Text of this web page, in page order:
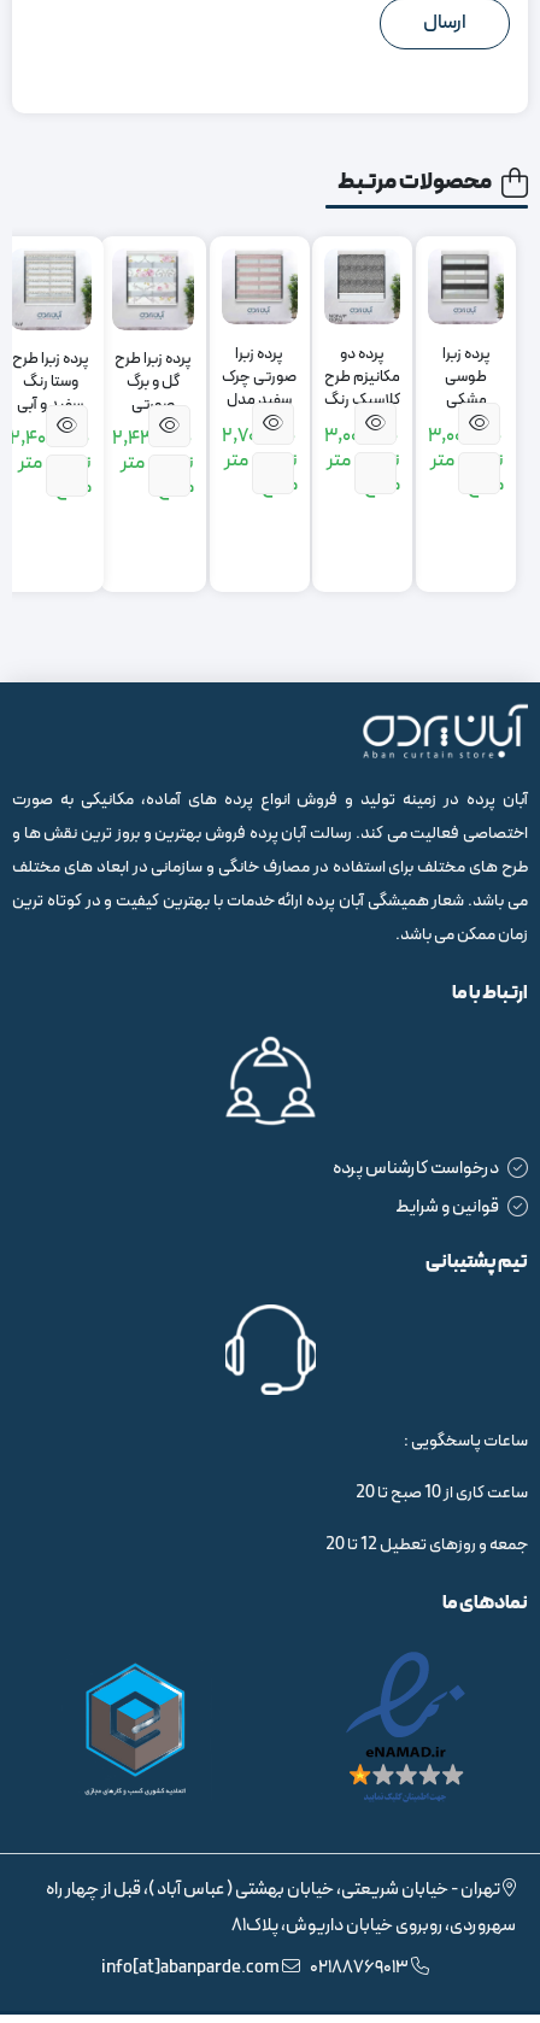
محصولات مرتبط
پرده زبرا
طوسی
مشکی
3,000,000
تومان
متر
مربع
پرده دو
مکانیزم طرح
کلاسیک رنگ
مشکی
3,000,000
تومان
متر
مربع
پرده زبرا
صورتی چرک
سفید مدل
پلیسه
2,700,000
تومان
متر
مربع
پرده زبرا طرح
گل و برگ
صورتی
طوسی
2,430,000
تومان
متر
مربع
پرده زبرا طرح
وستا رنگ
سفید و آبی
2,405,000
تومان
متر
مربع
آبان پرده در زمینه تولید و فروش انواع پرده های آماده، مکانیکی به صورت
اختصاصی فعالیت می کند. رسالت آبان پرده فروش بهترین و بروز ترین نقش ها و
طرح های مختلف برای استفاده در مصارف خانگی و سازمانی در ابعاد های مختلف
می باشد. شعار همیشگی آبان پرده ارائه خدمات با بهترین کیفیت و در کوتاه ترین
زمان ممکن می باشد.
ارتباط با ما
درخواست کارشناس پرده
قوانین و شرایط
تیم پشتیبانی
ساعات پاسخگویی :
ساعت کاری از 10 صبح تا 20
جمعه و روزهای تعطیل 12 تا 20
نمادهای ما
تهران - خیابان شریعتی، خیابان بهشتی ( عباس آباد )، قبل از چهار راه
سهروردی، روبروی خیابان داریوش، پلاک81
02188769013
info[at]abanparde.com